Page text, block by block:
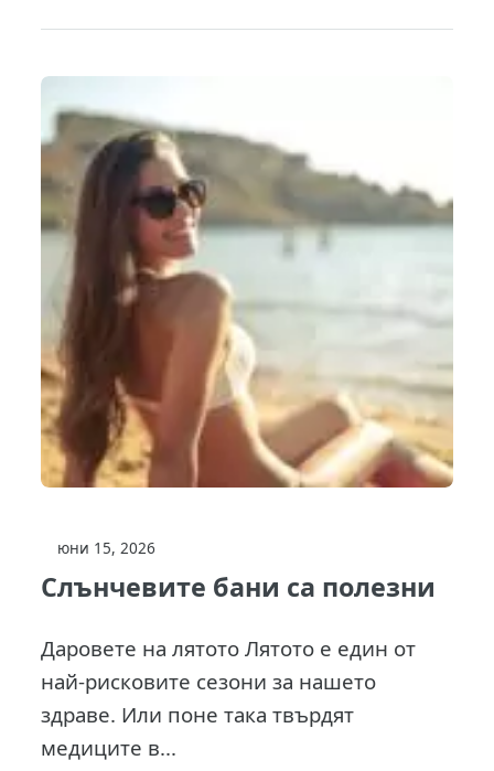
юни 15, 2026
Слънчевите бани са полезни
Даровете на лятото Лятото е един от
най-рисковите сезони за нашето
здраве. Или поне така твърдят
медиците в...